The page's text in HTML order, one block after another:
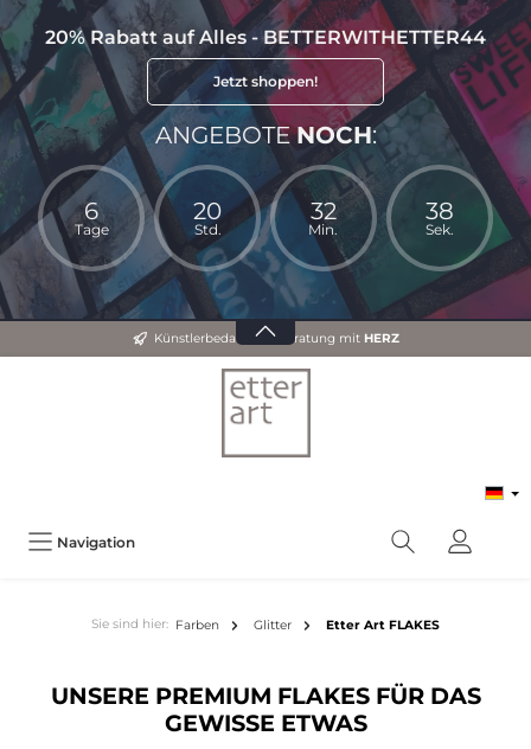
20% Rabatt auf Alles - BETTERWITHETTER44
Jetzt shoppen!
ANGEBOTENOCH:
6
Tage
20
Std.
32
Min.
38
Sek.
Künstlerbedarf und Beratung mitHERZ
Navigation
Sie sind hier: Farben Glitter Etter Art FLAKES
UNSERE PREMIUM FLAKES FÜR DAS
GEWISSE ETWAS